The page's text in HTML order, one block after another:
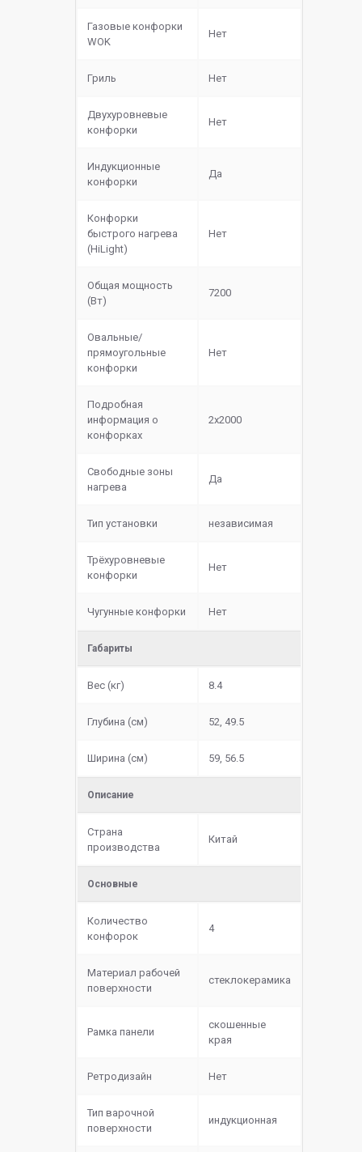
Газовые конфорки
WOK
Нет
Гриль Нет
Двухуровневые
конфорки
Нет
Индукционные
конфорки
Да
Конфорки
быстрого нагрева
(HiLight)
Нет
Общая мощность
(Вт)
7200
Овальные/
прямоугольные
конфорки
Нет
Подробная
информация о
конфорках
2x2000
Свободные зоны
нагрева
Да
Тип установки независимая
Трёхуровневые
конфорки
Нет
Чугунные конфорки Нет
Габариты
Вес (кг) 8.4
Глубина (см) 52, 49.5
Ширина (см) 59, 56.5
Описание
Страна
производства
Китай
Основные
Количество
конфорок
4
Материал рабочей
поверхности
cтеклокерамика
Рамка панели
скошенные
края
Ретродизайн Нет
Тип варочной
поверхности
индукционная